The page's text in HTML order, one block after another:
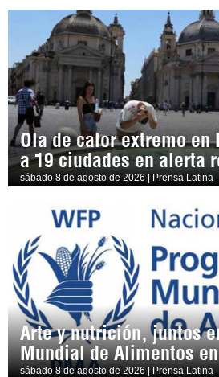
Ola de calor extremo
a 19 ciudades en alerta
sábado 8 de agosto de 2026 | Prensa Latina
Arte y nutrición, juntos
Mundial de Alimentos
sábado 8 de agosto de 2026 | Prensa Latina